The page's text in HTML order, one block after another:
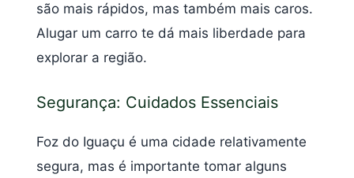
são mais rápidos, mas também mais caros.
Alugar um carro te dá mais liberdade para
explorar a região.
Segurança: Cuidados Essenciais
Foz do Iguaçu é uma cidade relativamente
segura, mas é importante tomar alguns